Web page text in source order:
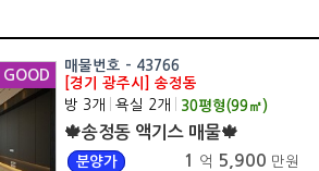
GOOD
매물번호 - 43766
[경기 광주시] 송정동
방 3개
욕실 2개 30평형(99㎡)
🍁송정동 액기스 매물🍁
분양가 1 억 5,900 만원